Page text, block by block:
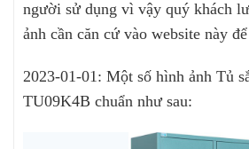
người sử dụng vì vậy quý khách
ảnh cần căn cứ vào website này
2023-01-01: Một số hình ảnh Tủ
TU09K4B chuẩn như sau: